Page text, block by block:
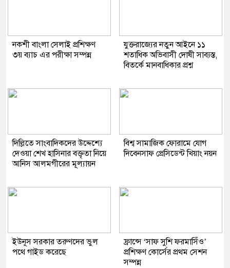
নকশী বাংলা সেলাই প্রশিক্ষণ
৩য় ব্যাচ এর পরীক্ষা সম্পন্ন
যুক্তরাজ্যের নতুন আইনে ১১
শতাধিক অভিবাসী দোষী সাব্যস্ত,
বিতর্কে মানবাধিকার প্রশ্ন
দিল্লিতে সাংবাদিকদের উদ্দেশ্যে
দেওয়া শেখ হাসিনার বক্তৃতা নিয়ে
আনিস আলমগীরের মূল্যায়ন
বিশ্ব সামাজিক ফোরামে যোগ
দিবেনসাফ প্রেসিডেন্ট খিয়াং নয়ন
ইউনূস সরকার তরুণদের ভুল
পথে গাইড করেছে
ফ্রান্সে ‘সাফ সুশি ফরমাসিঁও’
প্রশিক্ষণ কোর্সের প্রথম সেশন
সম্পন্ন